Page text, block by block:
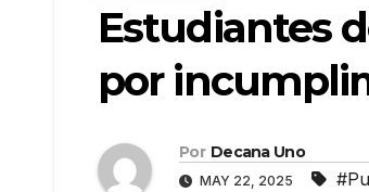
Estudiantes
por
Por Decana Uno
MAY 22, 2025